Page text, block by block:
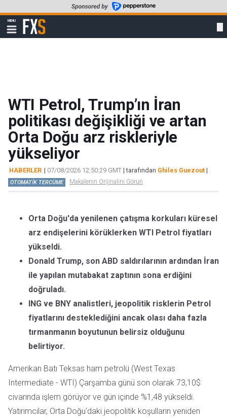
to
main
content
MENU
Show
navigation
FXStreet
WTI Petrol, Trump’ın İran
politikası değişikliği ve artan
Orta Doğu arz riskleriyle
yükseliyor
HABERLER | 07/08/2026 12:50:29 GMT | tarafından Ghiles Guezout |
OTOMATİK TERCÜME Makalenin Orijinalini Görün
Orta Doğu'da yenilenen çatışma korkuları küresel
arz endişelerini körüklerken WTI Petrol fiyatları
yükseldi.
Donald Trump, son ABD saldırılarının ardından İran
ile yapılan mutabakat zaptının sona erdiğini
doğruladı.
ING ve BNY analistleri, jeopolitik risklerin Petrol
fiyatlarını desteklediğini ancak olası daha fazla
tırmanmanın boyutunun belirsiz olduğunu
belirtiyor.
Amerikan Batı Teksas ham petrolü (West Texas
Intermediate - WTI) Çarşamba günü son olarak 73,10$
civarında işlem görüyor ve gün içinde %1,48 yükseldi.
Yatırımcılar, Orta Doğu'daki jeopolitik koşulların yeniden